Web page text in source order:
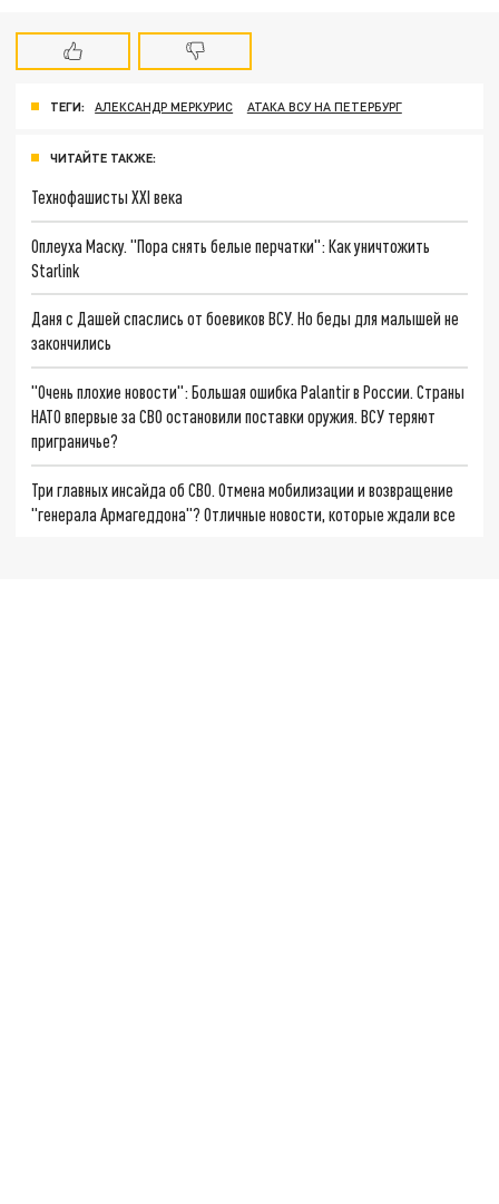
ТЕГИ: АЛЕКСАНДР МЕРКУРИС АТАКА ВСУ НА ПЕТЕРБУРГ
ЧИТАЙТЕ ТАКЖЕ:
Технофашисты XXI века
Оплеуха Маску. "Пора снять белые перчатки": Как уничтожить
Starlink
Даня с Дашей спаслись от боевиков ВСУ. Но беды для малышей не
закончились
"Очень плохие новости": Большая ошибка Palantir в России. Страны
НАТО впервые за СВО остановили поставки оружия. ВСУ теряют
приграничье?
Три главных инсайда об СВО. Отмена мобилизации и возвращение
"генерала Армагеддона"? Отличные новости, которые ждали все